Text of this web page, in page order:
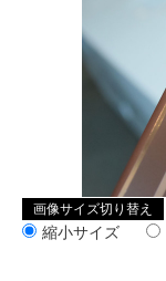
画像サイズ切り替え
縮小サイズ